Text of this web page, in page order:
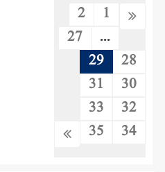
1
2
...
27
28
29
30
31
32
33
34
35